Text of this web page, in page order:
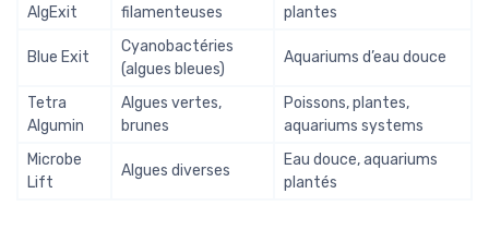
AlgExit
filamenteuses
plantes
Blue Exit
Cyanobactéries
(algues bleues)
Aquariums d’eau douce
Tetra
Algumin
Algues vertes,
brunes
Poissons, plantes,
aquariums systems
Microbe
Lift
Algues diverses
Eau douce, aquariums
plantés